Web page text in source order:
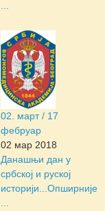
02. март / 17
фебруар
02 мар 2018
Данашњи дан у
србској и руској
историји... Опширније